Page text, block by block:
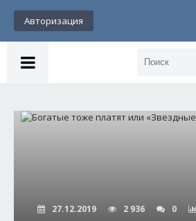
Авторизация
27.12.2019 2 936 0